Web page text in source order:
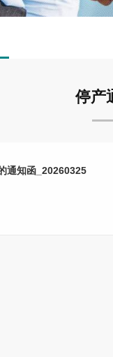
停产
通知函_20260325